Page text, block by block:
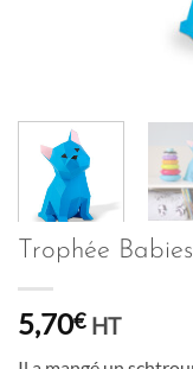
Trophée
5,70€ HT